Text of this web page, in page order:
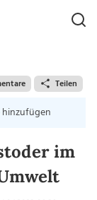
Teilen
im